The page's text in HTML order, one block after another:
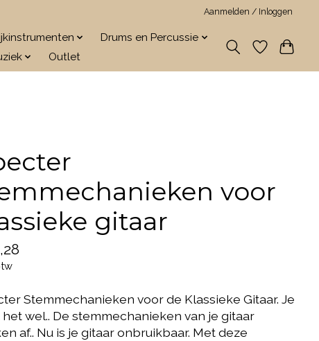
Aanmelden / Inloggen
Drums en Percussie
Outlet
voor
gitaar
Stemmechanieken voor de Klassieke Gitaar. Je
wel.. De stemmechanieken van je gitaar
af.. Nu is je gitaar onbruikbaar. Met deze